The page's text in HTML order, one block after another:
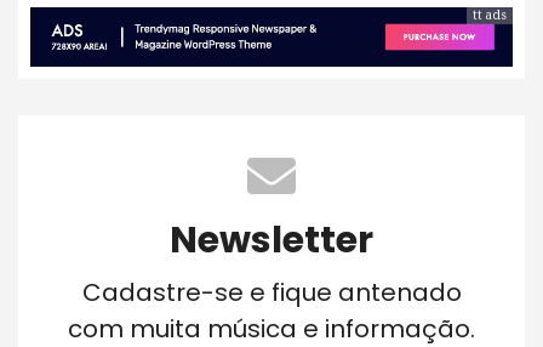
tt ads
Newsletter
Cadastre-se e fique antenado
com muita música e informação.